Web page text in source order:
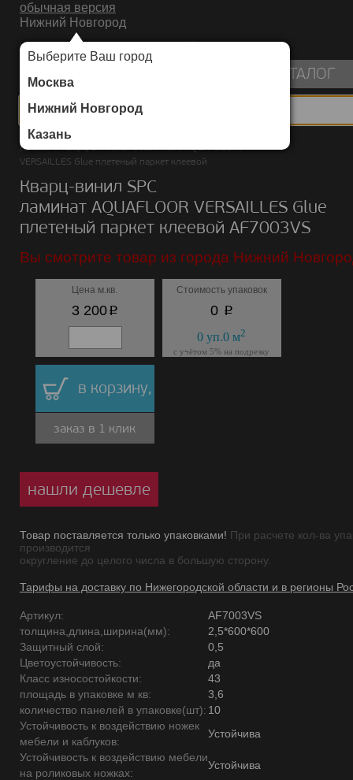
обычная версия
Нижний Новгород
Выберите Ваш город
Москва
Нижний Новгород
Казань
ИНТЕРНЕТ-МАГАЗИН НАПОЛЬНЫХ ПОКРЫТИЙ
КАТАЛОГ
Каталог/Кварц-винил SPC ламинат/AQUAFLOOR/
VERSAILLES Glue плетеный паркет клеевой
Кварц-винил SPC
ламинат AQUAFLOOR VERSAILLES Glue
плетеный паркет клеевой AF7003VS
Вы смотрите товар из города Нижний
Цена м.кв.
3 200p
Стоимость упаковок
0 p
0 уп.0 м2
с учётом 5% на подрезку
в корзину,
заказ в 1 клик
нашли дешевле
Товар поставляется только упаковками! При расчете кол-ва
производится
округление до целого числа в большую сторону.
Тарифы на доставку по Нижегородской области и в регионы
Артикул:
AF7003VS
толщина,длина,ширина(мм):
2,5*600*600
Защитный слой:
0,5
Цветоустойчивость:
да
Класс износостойкости:
43
площадь в упаковке м кв:
3,6
количество панелей в упаковке(шт): 10
Устойчивость к воздействию ножек
мебели и каблуков:
Устойчива
Устойчивость к воздействию мебели
на роликовых ножках:
Устойчива